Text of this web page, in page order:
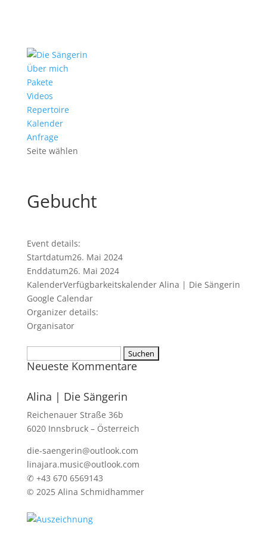
Über mich
Pakete
Videos
Repertoire
Kalender
Anfrage
Seite wählen
Gebucht
Event details:
Startdatum26. Mai 2024
Enddatum26. Mai 2024
KalenderVerfügbarkeitskalender Alina | Die Sängerin
Google Calendar
Organizer details:
Organisator
nach:
Neueste Kommentare
Alina | Die Sängerin
Reichenauer Straße 36b
6020 Innsbruck – Österreich
die-saengerin@outlook.com
linajara.music@outlook.com
✆ +43 670 6569143
© 2025 Alina Schmidhammer